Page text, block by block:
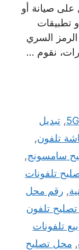
على صيانة أو
تطبيقات
السري
نقوم …
,تبديل
تلفون,
سامسونج,
تلفونات
, رقم محل
تلفون
تلفونات
, محل تصليح